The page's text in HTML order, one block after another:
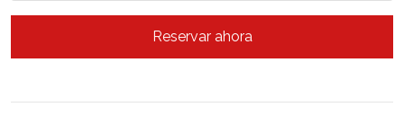
Reservar ahora